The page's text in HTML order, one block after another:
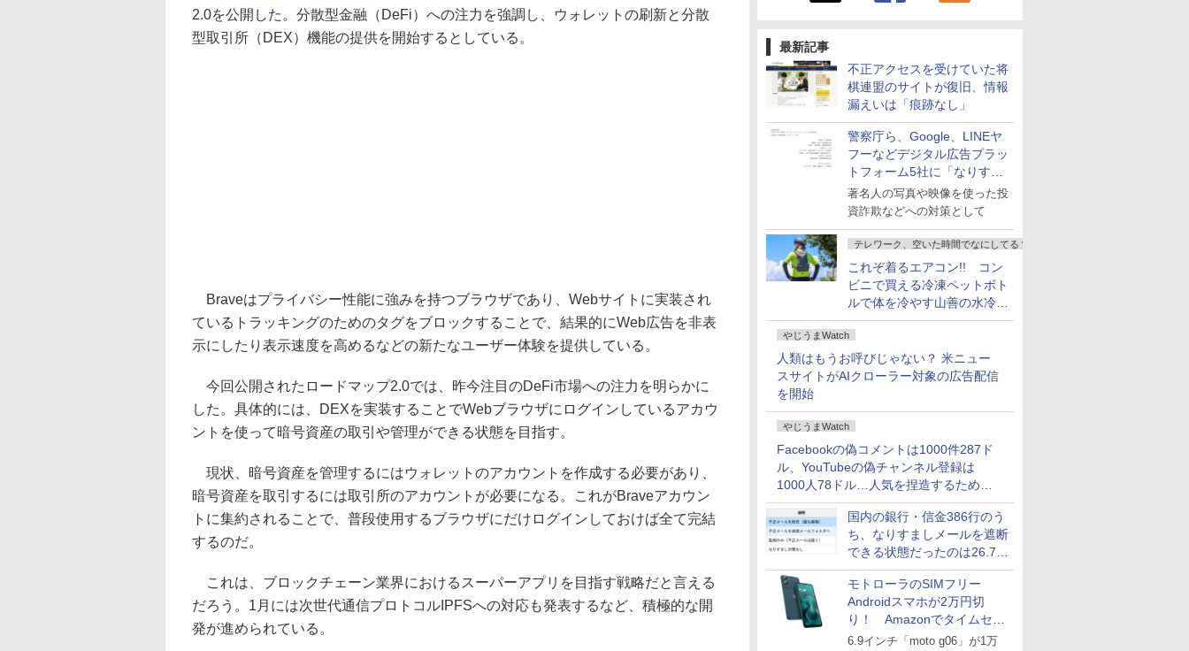
最新記事
不正アクセスを受けていた将
棋連盟のサイトが復旧、情報
漏えいは「痕跡なし」
警察庁ら、Google、LINEヤ
フーなどデジタル広告プラッ
トフォーム5社に「なりすま
し詐欺広告」対策強化を要請
著名人の写真や映像を使った投
資詐欺などへの対策として
テレワーク、空いた時間でなにしてる？
これぞ着るエアコン!! コン
ビニで買える冷凍ペットボト
ルで体を冷やす山善の水冷ベ
ストがロードバイクにちょう
どいい【ぼっち・ざ・ろー
ど！その14】
やじうまWatch
人類はもうお呼びじゃない？ 米ニュー
スサイトがAIクローラー対象の広告配信
を開始
やじうまWatch
Facebookの偽コメントは1000件287ド
ル、YouTubeの偽チャンネル登録は
1000人78ドル…人気を捏造するための
価格リストが公開中
国内の銀行・信金386行のう
ち、なりすましメールを遮断
できる状態だったのは26.7％
にとどまる～GMOブランド
セキュリティ調査
モトローラのSIMフリー
Androidスマホが2万円切
り！ Amazonでタイムセー
ル
6.9インチ「moto g06」が1万
2.0を公開した。分散型金融（DeFi）への注力を強調し、ウォレットの刷新と分散
型取引所（DEX）機能の提供を開始するとしている。
Braveはプライバシー性能に強みを持つブラウザであり、Webサイトに実装され
ているトラッキングのためのタグをブロックすることで、結果的にWeb広告を非表
示にしたり表示速度を高めるなどの新たなユーザー体験を提供している。
今回公開されたロードマップ2.0では、昨今注目のDeFi市場への注力を明らかに
した。具体的には、DEXを実装することでWebブラウザにログインしているアカウ
ントを使って暗号資産の取引や管理ができる状態を目指す。
現状、暗号資産を管理するにはウォレットのアカウントを作成する必要があり、
暗号資産を取引するには取引所のアカウントが必要になる。これがBraveアカウン
トに集約されることで、普段使用するブラウザにだけログインしておけば全て完結
するのだ。
これは、ブロックチェーン業界におけるスーパーアプリを目指す戦略だと言える
だろう。1月には次世代通信プロトコルIPFSへの対応も発表するなど、積極的な開
発が進められている。